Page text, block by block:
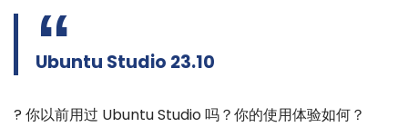
Ubuntu Studio 23.10
? 你以前用过 Ubuntu Studio 吗？你的使用体验如何？